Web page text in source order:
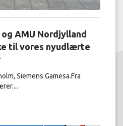
AMU Nordjylland
til vores nyudlærte
Siemens Gamesa.Fra